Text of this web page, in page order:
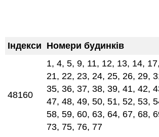
Індекси Номери будинків
48160
1, 4, 5, 9, 11, 12, 13, 14,
21, 22, 23, 24, 25, 26, 29,
35, 36, 37, 38, 39, 41, 42,
47, 48, 49, 50, 51, 52, 53,
58, 59, 60, 63, 64, 67, 68,
73, 75, 76, 77